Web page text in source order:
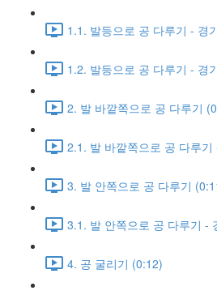
1.1. 발등으로 공 다루기 - 경
1.2. 발등으로 공 다루기 - 경
2. 발 바깥쪽으로 공 다루기
2.1. 발 바깥쪽으로 공 다루
3. 발 안쪽으로 공 다루기
3.1. 발 안쪽으로 공 다루기 -
4. 공 굴리기 (0:12)